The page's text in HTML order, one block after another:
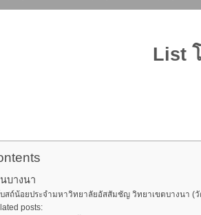
List
บางนา
สถ์น้อยประจำมหาวิทยาลัยอัสสัมชัญ วิทยาเขตบางนา (
posts: